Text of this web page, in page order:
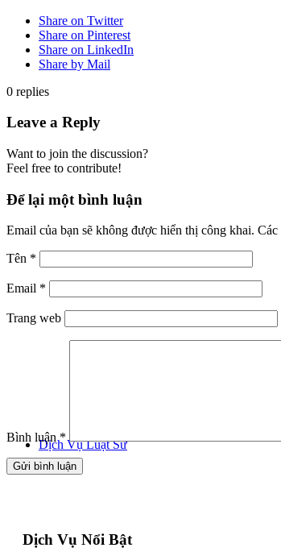
Dịch Vụ Luật Sư
Share on Twitter
Share on Pinterest
Share on LinkedIn
Share by Mail
0 replies
Leave a Reply
Want to join the discussion?
Feel free to contribute!
Để lại một bình luận
Email của bạn sẽ không được hiển thị công khai. Các
Tên *
Email *
Trang web
Bình luận*
Dịch Vụ Nổi Bật